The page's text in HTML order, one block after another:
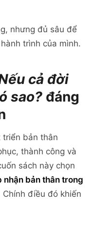
nhưng đủ sâu để
trình của mình.
cả đời
sao? đáng
triển bản thân
thành công và
sách này chọn
nhận bản thân trong
Chính điều đó khiến